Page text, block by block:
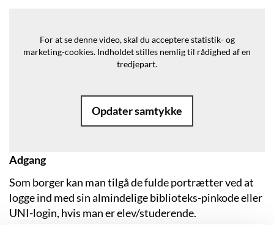
For at se denne video, skal du acceptere statistik- og
marketing-cookies. Indholdet stilles nemlig til rådighed af en
tredjepart.
Opdater samtykke
Adgang
Som borger kan man tilgå de fulde portrætter ved at
logge ind med sin almindelige biblioteks-pinkode eller
UNI-login, hvis man er elev/studerende.